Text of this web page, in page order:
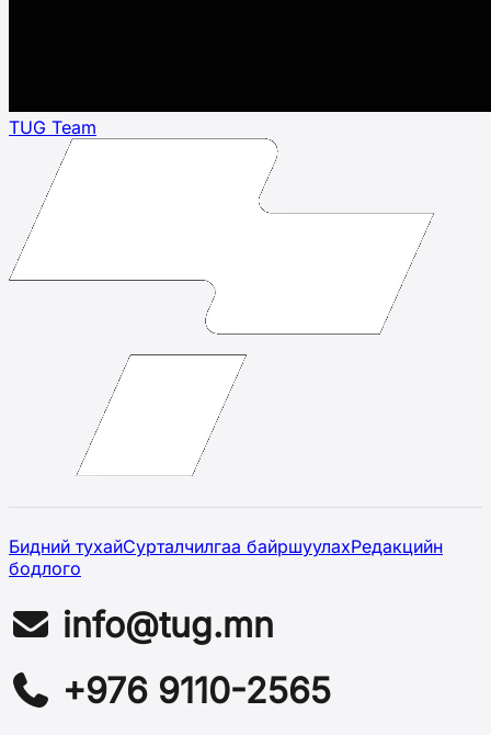
TUG Team
Бидний тухайСурталчилгаа байршуулахРедакцийн
бодлого
info@tug.mn
+976 9110-2565